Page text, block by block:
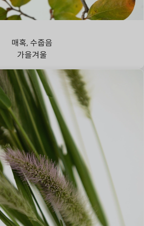
매혹, 수줍음
가을겨울